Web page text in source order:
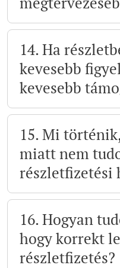
Igen. Ha bizonytalan
ütemezés a legjobb
átnézzük, mi
költségvetésedhez.
14. Ha
kevesebb
kevesebb
Nem. Ugyanazt a
anyagokat kapod,
fizet. A részletfizetés
módját érinti, a
nem.
15. Mi
miatt nem
részletfizetési
Ilyenkor fontos, hogy
felém. Egyedi
kezeljük, és
16. Hogyan
hogy korrekt
részletfizetés?